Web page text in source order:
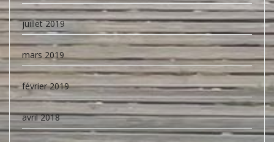
juillet 2019
mars 2019
février 2019
avril 2018